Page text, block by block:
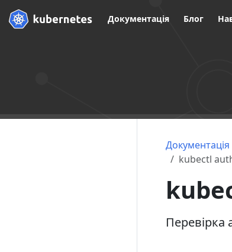
Документація Блог
kubectl
Перевірка